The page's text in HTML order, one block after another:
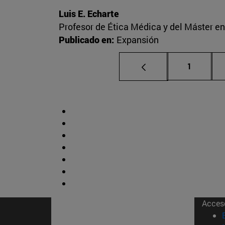
Luis E. Echarte
Profesor de Ética Médica y del Máster
Publicado en: Expansión
Página
1